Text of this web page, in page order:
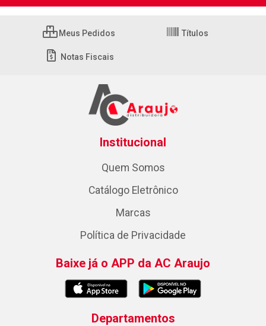
Meus Pedidos Títulos
Notas Fiscais
Institucional
Quem Somos
Catálogo Eletrônico
Marcas
Política de Privacidade
Baixe já o APP da AC Araujo
Departamentos